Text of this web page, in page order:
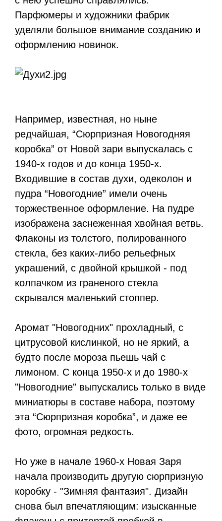
Парфюмеры и художники фабрик
уделяли большое внимание созданию и
оформлению новинок.
Например, известная, но ныне
редчайшая, “Сюрпризная Новогодняя
коробка” от Новой зари выпускалась c
1940-х годов и до конца 1950-х.
Входившие в состав духи, одеколон и
пудра “Новогодние” имели очень
торжественное оформление. На пудре
изображена заснеженная хвойная ветвь.
Флаконы из толстого, полированного
стекла, без каких-либо рельефных
украшений, с двойной крышкой - под
колпачком из граненого стекла
скрывался маленький стоппер.
Аромат "Новогодних" прохладный, с
цитрусовой кислинкой, но не яркий, а
будто после мороза пьешь чай с
лимоном. С конца 1950-х и до 1980-х
"Новогодние" выпускались только в виде
миниатюры в составе набора, поэтому
эта “Сюрпризная коробка”, и даже ее
фото, огромная редкость.
Но уже в начале 1960-х Новая Заря
начала производить другую сюрпризную
коробку - "Зимняя фантазия". Дизайн
снова был впечатляющим: изысканные